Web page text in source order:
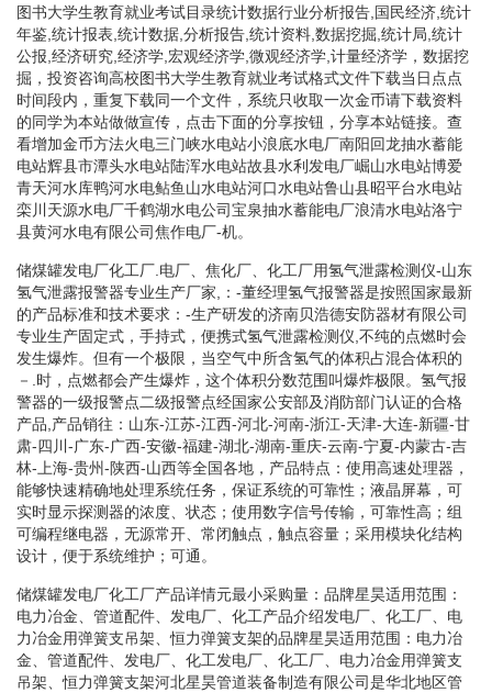
图书大学生教育就业考试目录统计数据行业分析报告,国民经济,统计
年鉴,统计报表,统计数据,分析报告,统计资料,数据挖掘,统计局,统计
公报,经济研究,经济学,宏观经济学,微观经济学,计量经济学，数据挖
掘，投资咨询高校图书大学生教育就业考试格式文件下载当日点点
时间段内，重复下载同一个文件，系统只收取一次金币请下载资料
的同学为本站做做宣传，点击下面的分享按钮，分享本站链接。查
看增加金币方法火电三门峡水电站小浪底水电厂南阳回龙抽水蓄能
电站辉县市潭头水电站陆浑水电站故县水利发电厂崛山水电站博爱
青天河水库鸭河水电鲇鱼山水电站河口水电站鲁山县昭平台水电站
栾川天源水电厂千鹤湖水电公司宝泉抽水蓄能电厂浪清水电站洛宁
县黄河水电有限公司焦作电厂-机。
储煤罐发电厂化工厂.电厂、焦化厂、化工厂用氢气泄露检测仪-山东
氢气泄露报警器专业生产厂家,：-董经理氢气报警器是按照国家最新
的产品标准和技术要求：-生产研发的济南贝浩德安防器材有限公司
专业生产固定式，手持式，便携式氢气泄露检测仪,不纯的点燃时会
发生爆炸。但有一个极限，当空气中所含氢气的体积占混合体积的
－.时，点燃都会产生爆炸，这个体积分数范围叫爆炸极限。氢气报
警器的一级报警点二级报警点经国家公安部及消防部门认证的合格
产品,产品销往：山东-江苏-江西-河北-河南-浙江-天津-大连-新疆-甘
肃-四川-广东-广西-安徽-福建-湖北-湖南-重庆-云南-宁夏-内蒙古-吉
林-上海-贵州-陕西-山西等全国各地，产品特点：使用高速处理器，
能够快速精确地处理系统任务，保证系统的可靠性；液晶屏幕，可
实时显示探测器的浓度、状态；使用数字信号传输，可靠性高；组
可编程继电器，无源常开、常闭触点，触点容量；采用模块化结构
设计，便于系统维护；可通。
储煤罐发电厂化工厂产品详情元最小采购量：品牌星昊适用范围：
电力冶金、管道配件、发电厂、化工产品介绍发电厂、化工厂、电
力冶金用弹簧支吊架、恒力弹簧支架的品牌星昊适用范围：电力冶
金、管道配件、发电厂、化工发电厂、化工厂、电力冶金用弹簧支
吊架、恒力弹簧支架河北星昊管道装备制造有限公司是华北地区管